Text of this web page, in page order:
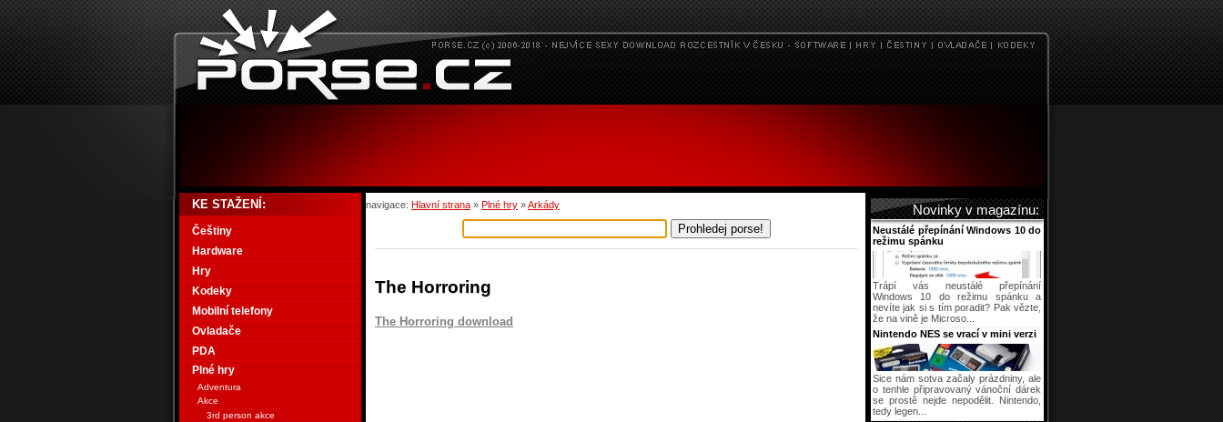
navigace: Hlavní strana » Plné hry »Arkády
The Horroring
The Horroring download
KE STAŽENÍ:
Češtiny
Hardware
Hry
Kodeky
Mobilní telefony
Ovladače
PDA
Plné hry
Adventura
Akce
3rd person akce
Novinky v magazínu:
Neustálé přepínání Windows 10 do
režimu spánku
Trápí vás neustálé přepínání
Windows 10 do režimu spánku a
nevíte jak si s tím poradit? Pak vězte,
že na vině je Microso...
Nintendo NES se vrací v mini verzi
Sice nám sotva začaly prázdniny, ale
o tenhle připravovaný vánoční dárek
se prostě nejde nepodělit. Nintendo,
tedy legen...